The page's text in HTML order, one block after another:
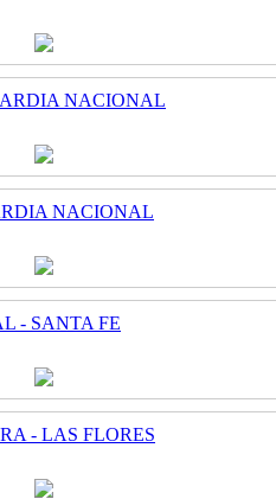
NACIONAL
NACIONAL
- SANTA FE
- LAS FLORES